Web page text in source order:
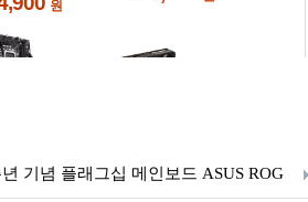
기념 플래그십 메인보드 ASUS ROG